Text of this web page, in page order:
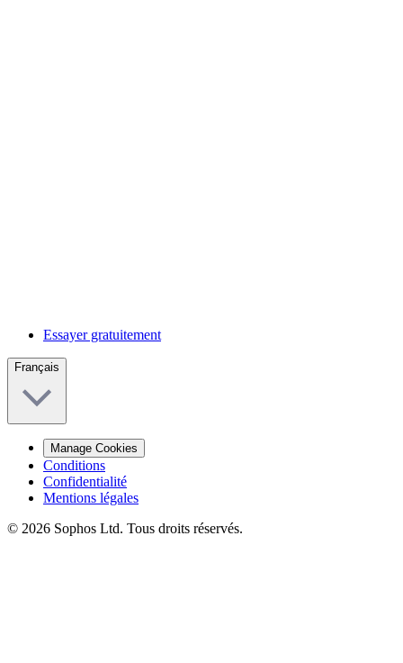
Essayer gratuitement
Français
Manage Cookies
Conditions
Confidentialité
Mentions légales
© 2026 Sophos Ltd. Tous droits réservés.